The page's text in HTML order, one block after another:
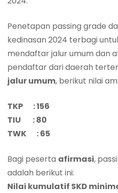
Penetapan passing grade
kedinasan 2024 terbagi
mendaftar jalur umum dan
pendaftar dari daerah
jalur umum, berikut nilai
TKP : 156
TIU : 80
TWK : 65
Bagi peserta afirmasi,
adalah berikut ini:
Nilai kumulatif SKD